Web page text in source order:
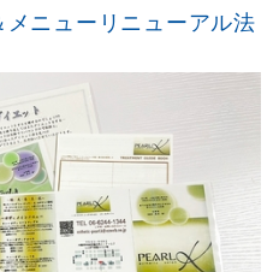
ニューリニューアル法